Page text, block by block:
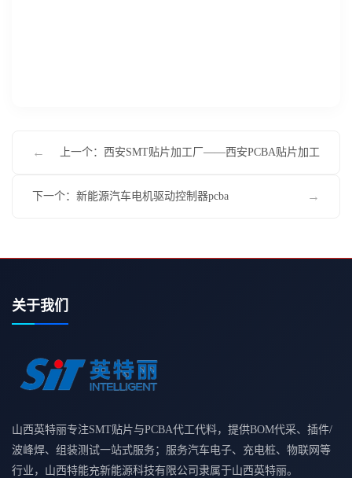
← 上一个：西安SMT贴片加工厂——西安PCBA贴片加工
下一个：新能源汽车电机驱动控制器pcba →
关于我们
山西英特丽专注SMT贴片与PCBA代工代料，提供BOM代采、插件/
波峰焊、组装测试一站式服务；服务汽车电子、充电桩、物联网等
行业，山西特能充新能源科技有限公司隶属于山西英特丽。